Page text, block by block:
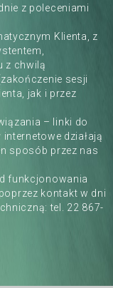
z poleceniami
Klienta, z
z chwilą
sesji
jak i przez
– linki do
działają
sposób przez nas
funkcjonowania
kontakt w dni
tel. 22 867-